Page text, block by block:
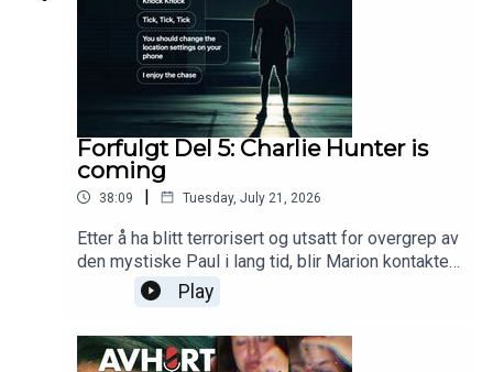
Forfulgt Del 5: Charlie Hunter is
coming
38:09 | Tuesday, July 21, 2026
Etter å ha blitt terrorisert og utsatt for overgrep av
den mystiske Paul i lang tid, blir Marion kontaktet
av flere nye menn, en av disse kaller seg Charlie
Play